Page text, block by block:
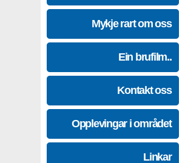
Mykje rart om oss
Ein brufilm..
Kontakt oss
Opplevingar i området
Linkar